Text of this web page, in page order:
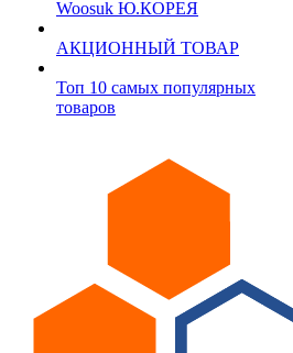
Woosuk Ю.КОРЕЯ
АКЦИОННЫЙ ТОВАР
Топ 10 самых популярных
товаров